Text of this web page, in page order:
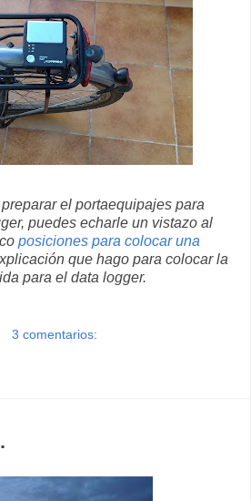
el portaequipajes para
puedes echarle un vistazo al
posiciones para colocar una
que hago para colocar la
para el data logger.
3 comentarios: